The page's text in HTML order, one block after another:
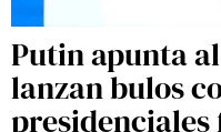
Putin apunta
lanzan bulos
presidenciales